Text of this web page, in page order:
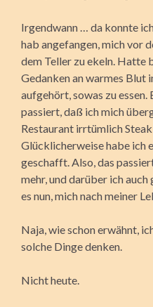
Irgendwann … da konnte
hab angefangen, mich vor
dem Teller zu ekeln. Hatte
Gedanken an warmes Blut
aufgehört, sowas zu essen.
passiert, daß ich mich
Restaurant irrtümlich
Glücklicherweise habe ich
geschafft. Also, das
mehr, und darüber ich
es nun, mich nach meiner
Naja, wie schon erwähnt,
solche Dinge denken.
Nicht heute.